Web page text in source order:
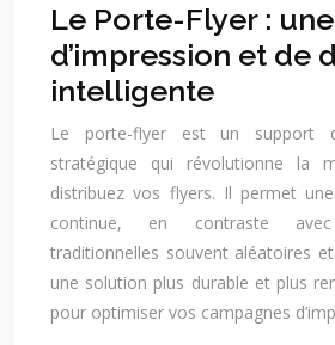
Le Porte-Flyer :
d’impression et de
intelligente
Le porte-flyer est un support
stratégique qui révolutionne la
distribuez vos flyers. Il permet
continue, en contraste
traditionnelles souvent aléatoires
une solution plus durable et plus
pour optimiser vos campagnes